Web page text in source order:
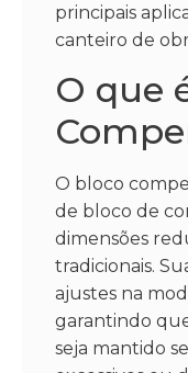
principais
canteiro de
O que
O bloco
de bloco de
dimensões
tradicionais.
ajustes na
garantindo
seja mantido